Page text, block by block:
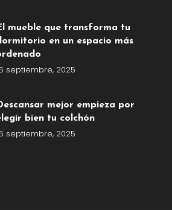
mueble que transforma tu
en un espacio más
septiembre, 2025
mejor empieza por
bien tu colchón
septiembre, 2025